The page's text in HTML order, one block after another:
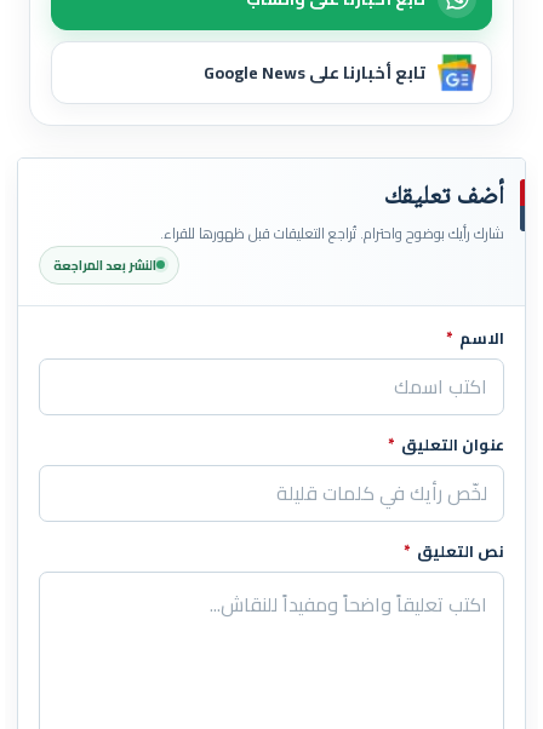
تابع أخبارنا على Google News
أضف تعليقك
شارك رأيك بوضوح واحترام. تُراجع التعليقات قبل ظهورها للقراء.
النشر بعد المراجعة
اترك هذا الحقل فارغاً
الاسم *
عنوان التعليق *
نص التعليق *